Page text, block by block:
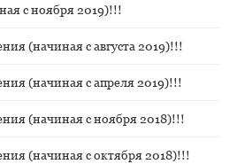
с ноября 2019)!!!
(начиная с августа 2019)!!!
(начиная с апреля 2019)!!!
(начиная с ноября 2018)!!!
(начиная с октября 2018)!!!